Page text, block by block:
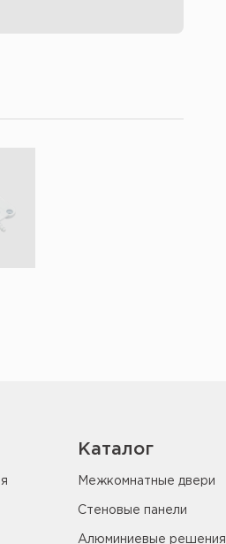
Каталог
Межкомнатные двери
Стеновые панели
Алюминиевые решения